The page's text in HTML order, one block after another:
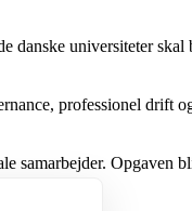
universiteter
professionel drift
Opgaven